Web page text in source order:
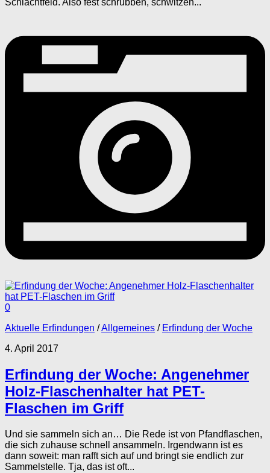
Schlachtfeld. Also fest schrubben, schwitzen...
0
Aktuelle Erfindungen /Allgemeines / Erfindung der Woche
4. April 2017
Erfindung der Woche: Angenehmer
Holz-Flaschenhalter hat PET-
Flaschen im Griff
Und sie sammeln sich an… Die Rede ist von Pfandflaschen,
die sich zuhause schnell ansammeln. Irgendwann ist es
dann soweit: man rafft sich auf und bringt sie endlich zur
Sammelstelle. Tja, das ist oft...